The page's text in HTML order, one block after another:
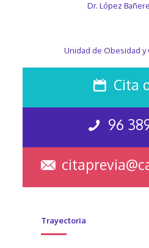
Dr. López
Unidad de Obesidad y
Cita
96
Trayectoria